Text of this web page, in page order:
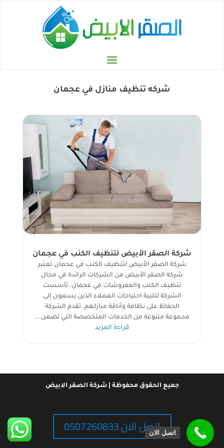
شركه تنظيف منازل في عجمان
شركة الصقر الأبيض لتنظيف الكنب في عجمان
شركة الصقر الأبيض لتنظيف الكنب في عجمان تعتبر
شركة الصقر الأبيض من الشركات الرائدة في مجال
تنظيف الكنب والمفروشات في عجمان. تأسست
الشركة لتلبية احتياجات العملاء الذين يسعون إلى
الحفاظ على نظافة وأناقة منازلهم. تقدم الشركة
مجموعة متنوعة من الخدمات المتخصصة التي تضمن...
قراءة المزيد
جميع الحقوق محفوظة | شركة الصقر الابيض
اتصل الان 0507260833اتصل الان